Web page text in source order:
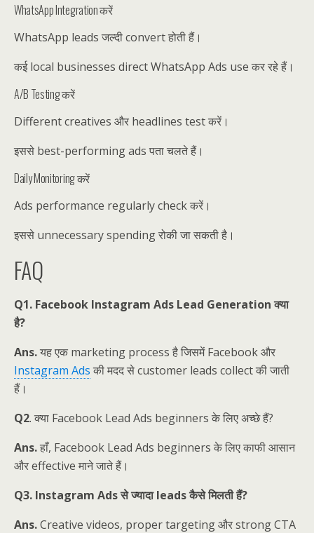
WhatsApp Integration करें
WhatsApp leads जल्दी convert होती हैं।
कई local businesses direct WhatsApp Ads use कर रहे हैं।
A/B Testing करें
Different creatives और headlines test करें।
इससे best-performing ads पता चलते हैं।
Daily Monitoring करें
Ads performance regularly check करें।
इससे unnecessary spending रोकी जा सकती है।
FAQ
Q1. Facebook Instagram Ads Lead Generation क्या
है?
Ans.यह एक marketing process है जिसमें Facebook और
Instagram Ads की मदद से customer leads collect की जाती
हैं।
Q2. क्या Facebook Lead Ads beginners के लिए अच्छे हैं?
Ans.हाँ, Facebook Lead Ads beginners के लिए काफी आसान
और effective माने जाते हैं।
Q3. Instagram Ads से ज्यादा leads कैसे मिलती हैं?
Ans.Creative videos, proper targeting और strong CTA